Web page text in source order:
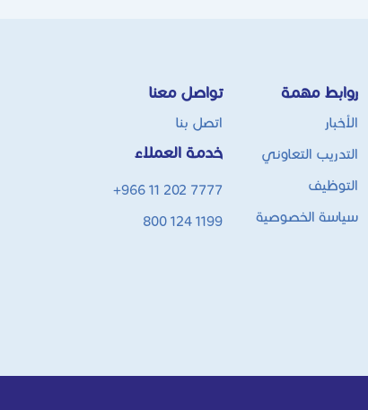
روابط مهمة
الأخبار
التدريب التعاوني
التوظيف
سياسة الخصوصية
تواصل معنا
اتصل بنا
خدمة العملاء
+966 11 202 7777
800 124 1199